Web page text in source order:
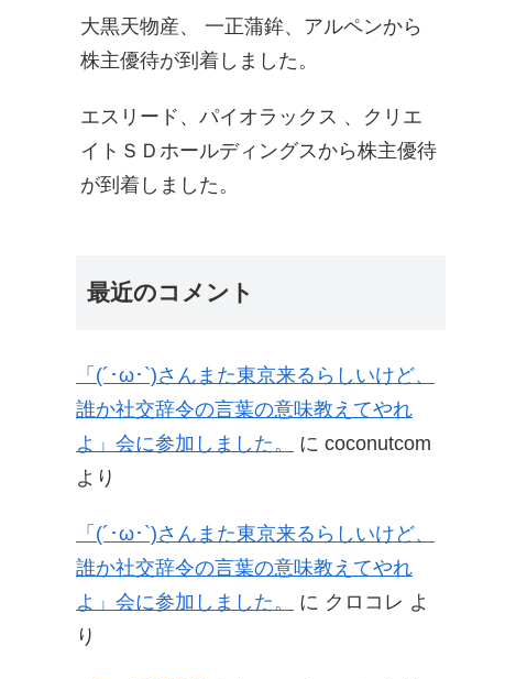
大黒天物産、 一正蒲鉾、アルペンから
株主優待が到着しました。
エスリード、パイオラックス 、クリエ
イトＳＤホールディングスから株主優待
が到着しました。
最近のコメント
「(´･ω･`)さんまた東京来るらしいけど、
誰か社交辞令の言葉の意味教えてやれ
よ」会に参加しました。
に coconutcom
より
「(´･ω･`)さんまた東京来るらしいけど、
誰か社交辞令の言葉の意味教えてやれ
よ」会に参加しました。
に クロコレ よ
り